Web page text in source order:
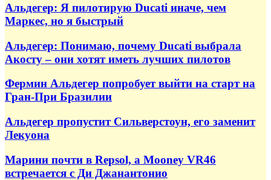
Альдегер: Я пилотирую Ducati иначе, чем
Маркес, но я быстрый
Альдегер: Понимаю, почему Ducati выбрала
Акосту – они хотят иметь лучших пилотов
Фермин Альдегер попробует выйти на старт на
Гран-При Бразилии
Альдегер пропустит Сильверстоун, его заменит
Лекуона
Марини почти в Repsol, а Mooney VR46
встречается с Ди Джанантонио